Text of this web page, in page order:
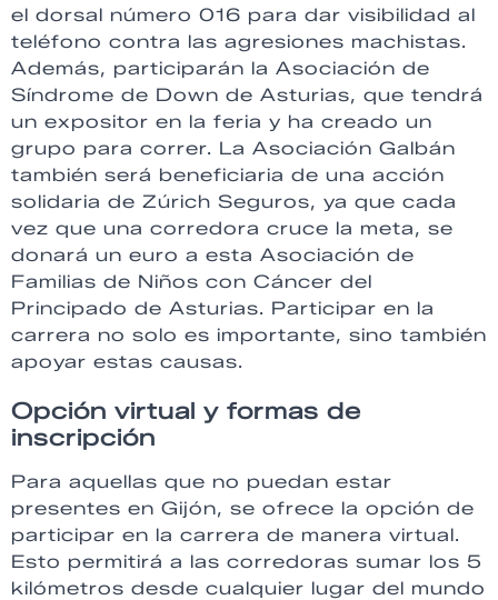
el dorsal número 016 para dar visibilidad al
teléfono contra las agresiones machistas.
Además, participarán la Asociación de
Síndrome de Down de Asturias, que tendrá
un expositor en la feria y ha creado un
grupo para correr. La Asociación Galbán
también será beneficiaria de una acción
solidaria de Zúrich Seguros, ya que cada
vez que una corredora cruce la meta, se
donará un euro a esta Asociación de
Familias de Niños con Cáncer del
Principado de Asturias. Participar en la
carrera no solo es importante, sino también
apoyar estas causas.
Opción virtual y formas de
inscripción
Para aquellas que no puedan estar
presentes en Gijón, se ofrece la opción de
participar en la carrera de manera virtual.
Esto permitirá a las corredoras sumar los 5
kilómetros desde cualquier lugar del mundo